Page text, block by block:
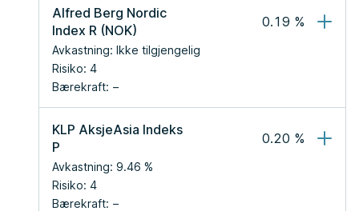
Alfred Berg Nordic
Index R (NOK)
Avkastning: Ikke tilgjengelig
Risiko: 4
Bærekraft:
0.19 %
KLP AksjeAsia Indeks
P
Avkastning: 9.46 %
Risiko: 4
Bærekraft:
0.20 %